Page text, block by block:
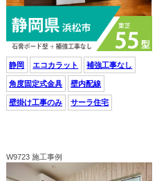
静岡 エコカラット 補強工事なし
角度固定式金具 壁内配線
壁掛け工事のみ サーラ住宅
W9723 施工事例